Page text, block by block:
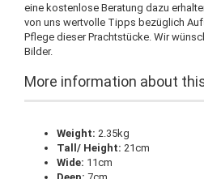
eine kostenlose Beratung dazu
von uns wertvolle Tipps bezüglich
Pflege dieser Prachtstücke. Wir
Bilder.
More information about
Weight: 2.35kg
Tall/ Height: 21cm
Wide: 11cm